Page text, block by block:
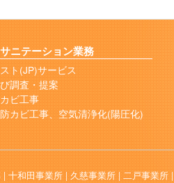
サニテーション業務
ト(JP)サービス
調査・提案
ビ工事
カビ工事、空気清浄化(陽圧化)
| 十和田事業所 | 久慈事業所 | 二戸事業所 |